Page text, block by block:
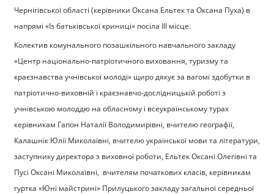
Чернігівської області (керівники Оксана Ельтек та Оксана Пуха) в
напрямі «Із батьківської криниці» посіла ІІІ місце.
Колектив комунального позашкільного навчального закладу
«Центр національно-патріотичного виховання, туризму та
краєзнавства учнівської молоді» щиро дякує за вагомі здобутки в
патріотично-виховній і краєзнавчо-дослідницькій роботі з
учнівською молоддю на обласному і всеукраїнському турах
керівникам Гапон Наталії Володимирівні, вчителю географії,
Калашнік Юлії Миколаївні, вчителю української мови та літератури,
заступнику директора з виховної роботи, Ельтек Оксані Олегівні та
Пусі Оксані Миколаївні, вчителям початкових класів, керівникам
гуртка «Юні майстрині» Прилуцького закладу загальної середньої